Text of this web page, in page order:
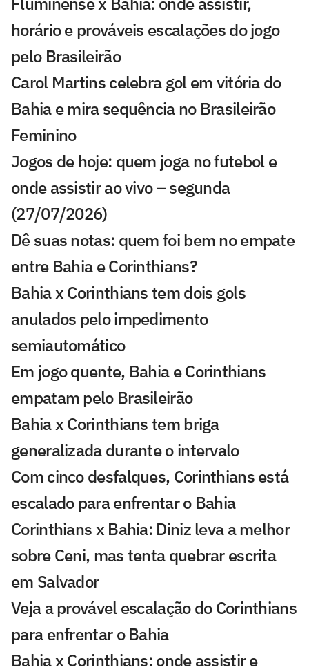
horário e prováveis escalações do jogo
pelo Brasileirão
Carol Martins celebra gol em vitória do
Bahia e mira sequência no Brasileirão
Feminino
Jogos de hoje: quem joga no futebol e
onde assistir ao vivo – segunda
(27/07/2026)
Dê suas notas: quem foi bem no empate
entre Bahia e Corinthians?
Bahia x Corinthians tem dois gols
anulados pelo impedimento
semiautomático
Em jogo quente, Bahia e Corinthians
empatam pelo Brasileirão
Bahia x Corinthians tem briga
generalizada durante o intervalo
Com cinco desfalques, Corinthians está
escalado para enfrentar o Bahia
Corinthians x Bahia: Diniz leva a melhor
sobre Ceni, mas tenta quebrar escrita
em Salvador
Veja a provável escalação do Corinthians
para enfrentar o Bahia
Bahia x Corinthians: onde assistir e